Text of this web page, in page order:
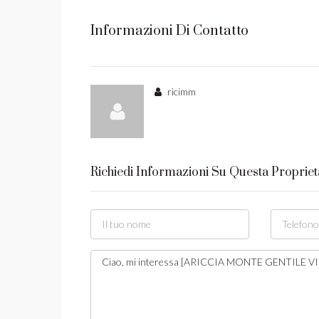
Informazioni Di Contatto
ricimm
Richiedi Informazioni Su Questa